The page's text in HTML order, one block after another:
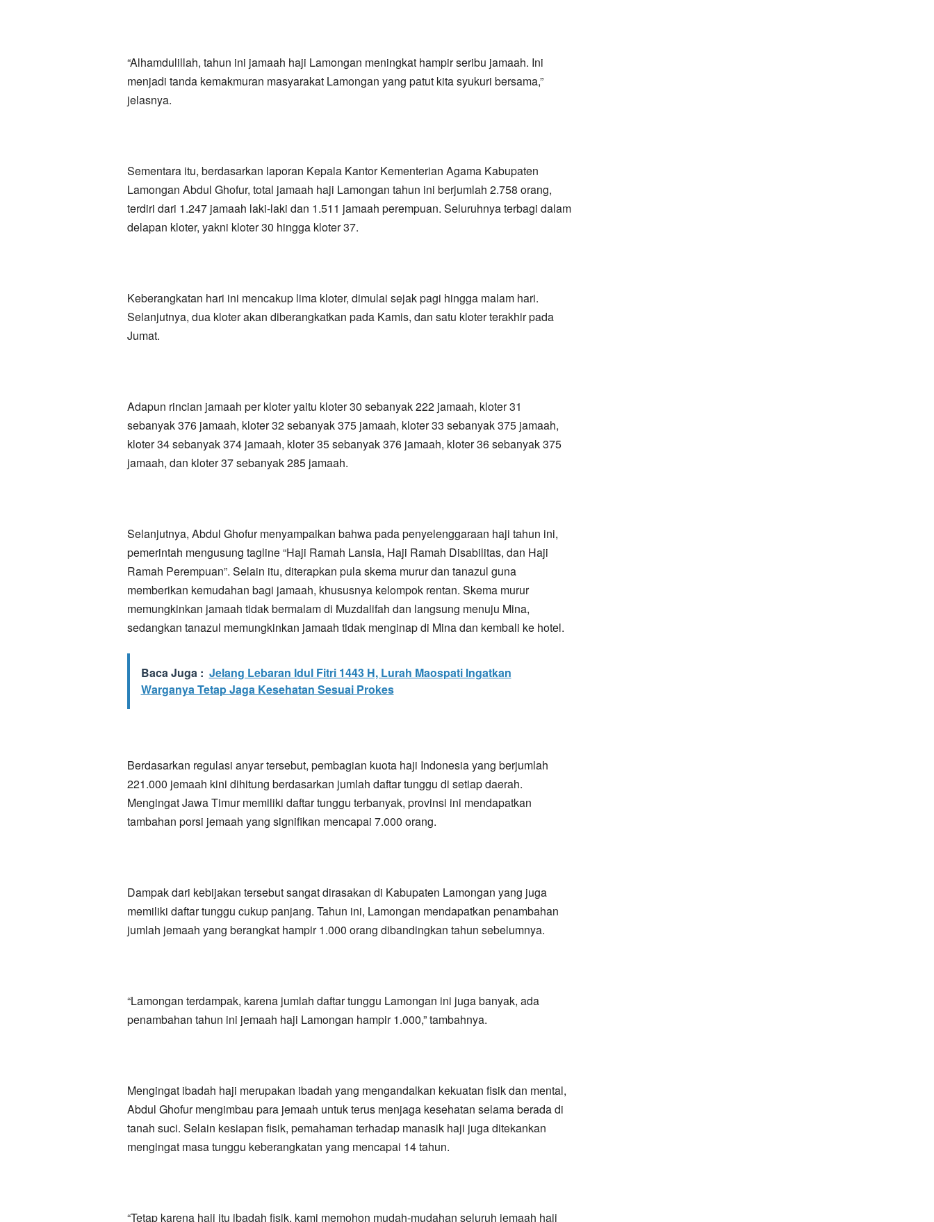
“Alhamdulillah, tahun ini jamaah haji Lamongan meningkat hampir seribu jamaah. Ini
menjadi tanda kemakmuran masyarakat Lamongan yang patut kita syukuri bersama,”
jelasnya.
Sementara itu, berdasarkan laporan Kepala Kantor Kementerian Agama Kabupaten
Lamongan Abdul Ghofur, total jamaah haji Lamongan tahun ini berjumlah 2.758 orang,
terdiri dari 1.247 jamaah laki-laki dan 1.511 jamaah perempuan. Seluruhnya terbagi dalam
delapan kloter, yakni kloter 30 hingga kloter 37.
Keberangkatan hari ini mencakup lima kloter, dimulai sejak pagi hingga malam hari.
Selanjutnya, dua kloter akan diberangkatkan pada Kamis, dan satu kloter terakhir pada
Jumat.
Adapun rincian jamaah per kloter yaitu kloter 30 sebanyak 222 jamaah, kloter 31
sebanyak 376 jamaah, kloter 32 sebanyak 375 jamaah, kloter 33 sebanyak 375 jamaah,
kloter 34 sebanyak 374 jamaah, kloter 35 sebanyak 376 jamaah, kloter 36 sebanyak 375
jamaah, dan kloter 37 sebanyak 285 jamaah.
Selanjutnya, Abdul Ghofur menyampaikan bahwa pada penyelenggaraan haji tahun ini,
pemerintah mengusung tagline “Haji Ramah Lansia, Haji Ramah Disabilitas, dan Haji
Ramah Perempuan”. Selain itu, diterapkan pula skema murur dan tanazul guna
memberikan kemudahan bagi jamaah, khususnya kelompok rentan. Skema murur
memungkinkan jamaah tidak bermalam di Muzdalifah dan langsung menuju Mina,
sedangkan tanazul memungkinkan jamaah tidak menginap di Mina dan kembali ke hotel.
Baca Juga : Jelang Lebaran Idul Fitri 1443 H, Lurah Maospati Ingatkan
Warganya Tetap Jaga Kesehatan Sesuai Prokes
Berdasarkan regulasi anyar tersebut, pembagian kuota haji Indonesia yang berjumlah
221.000 jemaah kini dihitung berdasarkan jumlah daftar tunggu di setiap daerah.
Mengingat Jawa Timur memiliki daftar tunggu terbanyak, provinsi ini mendapatkan
tambahan porsi jemaah yang signifikan mencapai 7.000 orang.
Dampak dari kebijakan tersebut sangat dirasakan di Kabupaten Lamongan yang juga
memiliki daftar tunggu cukup panjang. Tahun ini, Lamongan mendapatkan penambahan
jumlah jemaah yang berangkat hampir 1.000 orang dibandingkan tahun sebelumnya.
“Lamongan terdampak, karena jumlah daftar tunggu Lamongan ini juga banyak, ada
penambahan tahun ini jemaah haji Lamongan hampir 1.000,” tambahnya.
Mengingat ibadah haji merupakan ibadah yang mengandalkan kekuatan fisik dan mental,
Abdul Ghofur mengimbau para jemaah untuk terus menjaga kesehatan selama berada di
tanah suci. Selain kesiapan fisik, pemahaman terhadap manasik haji juga ditekankan
mengingat masa tunggu keberangkatan yang mencapai 14 tahun.
“Tetap karena haji itu ibadah fisik, kami memohon mudah-mudahan seluruh jemaah haji